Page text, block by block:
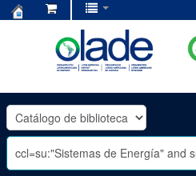
OLADE
-